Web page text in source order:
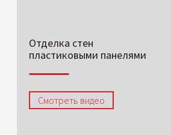
Отделка стен
пластиковыми панелями
Смотреть видео